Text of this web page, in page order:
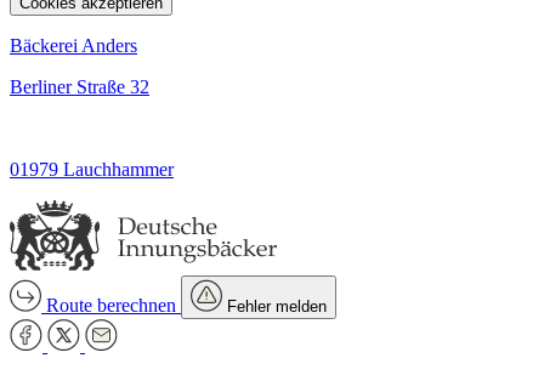
Bäckerei Anders
Berliner Straße 32
01979 Lauchhammer
Route berechnen Fehler melden